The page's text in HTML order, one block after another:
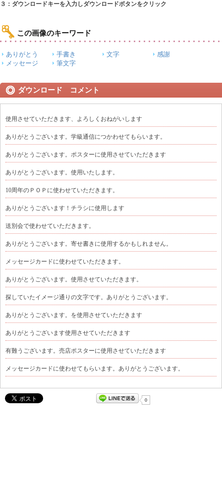
３：ダウンロードキーを入力しダウンロードボタンをクリック
この画像のキーワード
ありがとう 手書き 文字
感謝
メッセージ
筆文字
ダウンロード コメント
使用させていただきます、よろしくおねがいします
ありがとうございます。学級通信につかわせてもらいます。
ありがとうございます。ポスターに使用させていただきます
ありがとうございます。使用いたします。
10周年のＰＯＰに使わせていただきます。
ありがとうございます！チラシに使用します
送別会で使わせていただきます。
ありがとうございます。寄せ書きに使用するかもしれません。
メッセージカードに使わせていただきます。
ありがとうございます。使用させていただきます。
探していたイメージ通りの文字です。ありがとうございます。
ありがとうございます。を使用させていただきます
ありがとうございます使用させていただきます
有難うございます。売店ポスターに使用させていただきます
メッセージカードに使わせてもらいます。ありがとうございます。
0